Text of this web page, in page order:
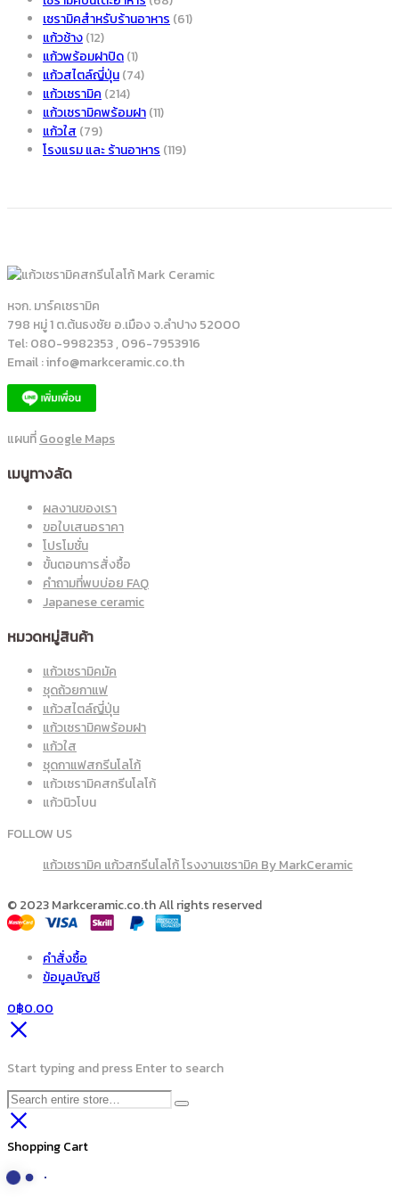
เซรามิคสำหรับร้านอาหาร (61)
แก้วช้าง(12)
แก้วพร้อมฝาปิด(1)
แก้วสไตล์ญี่ปุ่น(74)
แก้วเซรามิค (214)
แก้วเซรามิคพร้อมฝา(11)
แก้วใส (79)
โรงแรม และ ร้านอาหาร (119)
หจก. มาร์คเซรามิค
798 หมู่ 1 ต.ต้นธงชัย อ.เมือง จ.ลำปาง 52000
Tel: 080-9982353 , 096-7953916
Email : info@markceramic.co.th
แผนที่Google Maps
เมนูทางลัด
ผลงานของเรา
ขอใบเสนอราคา
โปรโมชั่น
ขั้นตอนการสั่งซื้อ
คำถามที่พบบ่อย FAQ
Japanese ceramic
หมวดหมู่สินค้า
แก้วเซรามิคมัค
ชุดถ้วยกาแฟ
แก้วสไตล์ญี่ปุ่น
แก้วเซรามิคพร้อมฝา
แก้วใส
ชุดกาแฟสกรีนโลโก้
แก้วเซรามิคสกรีนโลโก้
แก้วนิวโบน
FOLLOW US
แก้วเซรามิค แก้วสกรีนโลโก้ โรงงานเซรามิค By MarkCeramic
© 2023 Markceramic.co.th All rights reserved
คำสั่งซื้อ
ข้อมูลบัญชี
0฿0.00
Start typing and press Enter to search
Shopping Cart